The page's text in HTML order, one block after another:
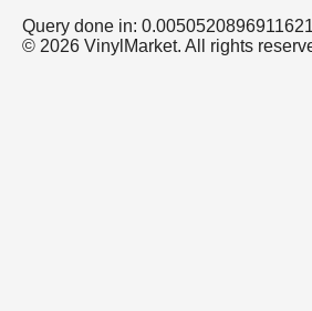
Query done in:
© 2026 VinylMarket. All rights